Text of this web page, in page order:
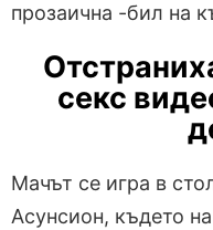
прозаична -бил на
секс
Мачът се игра в
Асунсион, където